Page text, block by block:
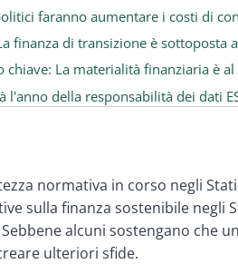
faranno aumentare i costi di
finanza di transizione è sottoposta
La materialità finanziaria è
l'anno della responsabilità dei dati
normativa in corso negli
sulla finanza sostenibile
alcuni sostengano che
ulteriori sfide.